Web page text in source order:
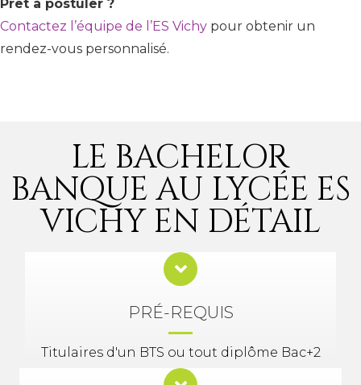
Prêt à postuler ?
Contactez l’équipe de l’ES Vichy pour obtenir un
rendez-vous personnalisé.
LE BACHELOR
BANQUE AU LYCÉE ES
VICHY EN DÉTAIL
PRÉ-REQUIS
Titulaires d'un BTS ou tout diplôme Bac+2